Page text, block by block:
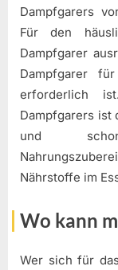
Dampfgarers
Für den
Dampfgarer
Dampfgarer
erforderlich
Dampfgarers ist
und
Nährstoffe im
Wo kann
Wer sich für